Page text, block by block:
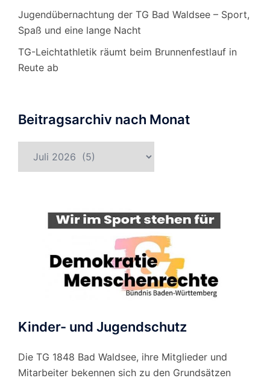
Jugendübernachtung der TG Bad Waldsee – Sport,
Spaß und eine lange Nacht
TG-Leichtathletik räumt beim Brunnenfestlauf in
Reute ab
Beitragsarchiv nach Monat
Kinder- und Jugendschutz
Die TG 1848 Bad Waldsee, ihre Mitglieder und
Mitarbeiter bekennen sich zu den Grundsätzen